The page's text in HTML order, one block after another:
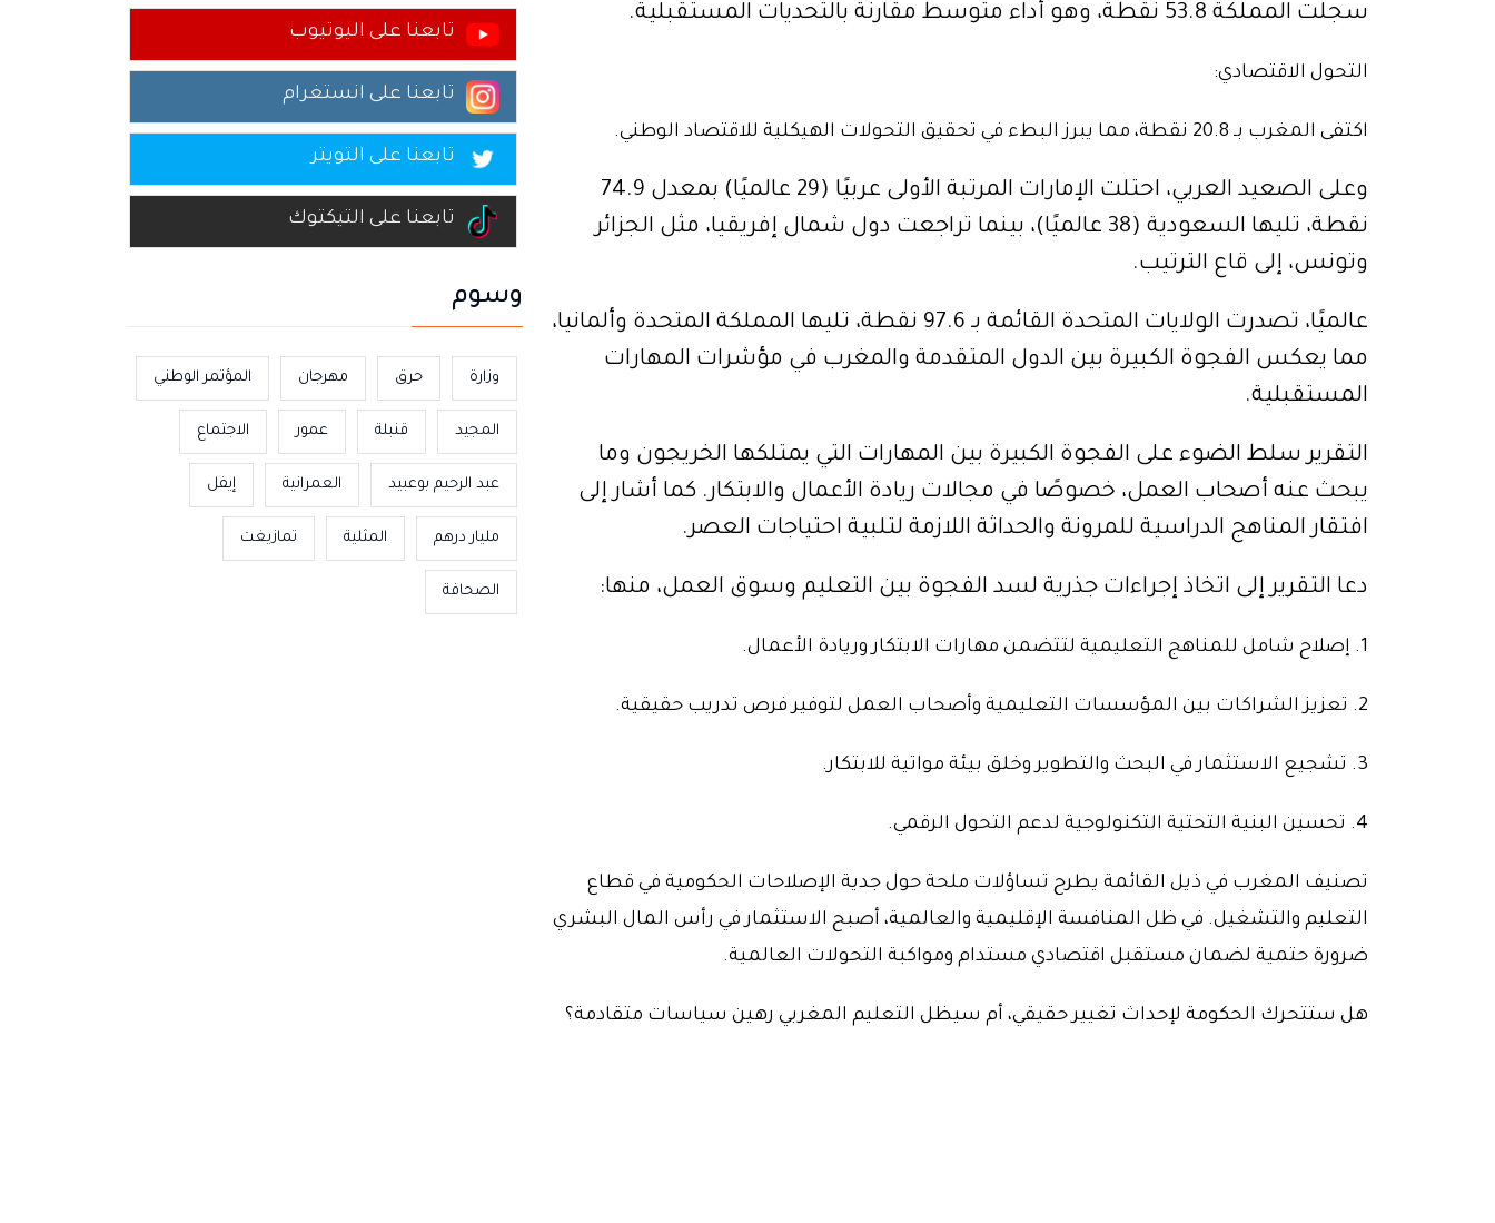
سجلت المملكة 53.8 نقطة، وهو أداء متوسط مقارنة بالتحديات المستقبلية.
التحول الاقتصادي:
اكتفى المغرب بـ 20.8 نقطة، مما يبرز البطء في تحقيق التحولات الهيكلية للاقتصاد الوطني.
وعلى الصعيد العربي، احتلت الإمارات المرتبة الأولى عربيًا (29 عالميًا) بمعدل 74.9
نقطة، تليها السعودية (38 عالميًا)، بينما تراجعت دول شمال إفريقيا، مثل الجزائر
وتونس، إلى قاع الترتيب.
عالميًا، تصدرت الولايات المتحدة القائمة بـ 97.6 نقطة، تليها المملكة المتحدة وألمانيا،
مما يعكس الفجوة الكبيرة بين الدول المتقدمة والمغرب في مؤشرات المهارات
المستقبلية.
التقرير سلط الضوء على الفجوة الكبيرة بين المهارات التي يمتلكها الخريجون وما
يبحث عنه أصحاب العمل، خصوصًا في مجالات ريادة الأعمال والابتكار. كما أشار إلى
افتقار المناهج الدراسية للمرونة والحداثة اللازمة لتلبية احتياجات العصر.
دعا التقرير إلى اتخاذ إجراءات جذرية لسد الفجوة بين التعليم وسوق العمل، منها:
1. إصلاح شامل للمناهج التعليمية لتتضمن مهارات الابتكار وريادة الأعمال.
2. تعزيز الشراكات بين المؤسسات التعليمية وأصحاب العمل لتوفير فرص تدريب حقيقية.
3. تشجيع الاستثمار في البحث والتطوير وخلق بيئة مواتية للابتكار.
4. تحسين البنية التحتية التكنولوجية لدعم التحول الرقمي.
تصنيف المغرب في ذيل القائمة يطرح تساؤلات ملحة حول جدية الإصلاحات الحكومية في قطاع
التعليم والتشغيل. في ظل المنافسة الإقليمية والعالمية، أصبح الاستثمار في رأس المال البشري
ضرورة حتمية لضمان مستقبل اقتصادي مستدام ومواكبة التحولات العالمية.
هل ستتحرك الحكومة لإحداث تغيير حقيقي، أم سيظل التعليم المغربي رهين سياسات متقادمة؟
تابعنا على اليوتيوب
تابعنا على انستغرام
تابعنا على التويتر
تابعنا على التيكتوك
وسوم
وزارة حرق مهرجان المؤتمر الوطني
المجيد قنبلة عمور الاجتماع
عبد الرحيم بوعبيد العمرانية إيفل
مليار درهم المثلية تمازيغت
الصحافة